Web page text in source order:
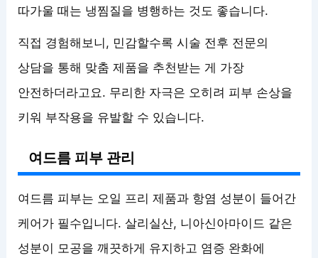
따가울 때는 냉찜질을 병행하는 것도 좋습니다.
직접 경험해보니, 민감할수록 시술 전후 전문의
상담을 통해 맞춤 제품을 추천받는 게 가장
안전하더라고요. 무리한 자극은 오히려 피부 손상을
키워 부작용을 유발할 수 있습니다.
여드름 피부 관리
여드름 피부는 오일 프리 제품과 항염 성분이 들어간
케어가 필수입니다. 살리실산, 니아신아마이드 같은
성분이 모공을 깨끗하게 유지하고 염증 완화에